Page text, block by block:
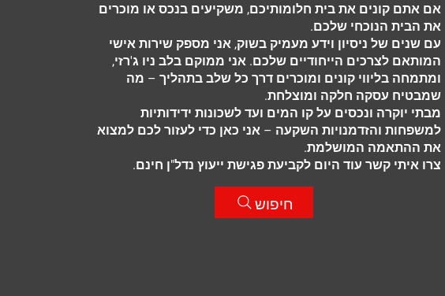
אם אתם קונים את בית חלומותיכם, משקיעים בנכס או מוכרים
את הבית הנוכחי שלכם.
עם שנים של ניסיון וידע מעמיק בשוק, אני מספק שירות אישי
המותאם לצרכים הייחודיים שלכם. אני ממוקם בלב ניו ג'רזי,
ומתמחה בליווי קונים ומוכרים דרך כל שלב בתהליך – מה
שמבטיח עסקה חלקה ומוצלחת.
מבתי יוקרה ונכסים על קו המים ועד לשכונות ידידותיות
למשפחות והזדמנויות השקעה – אני כאן כדי לעזור לכם למצוא
את ההתאמה המושלמת.
צרו איתי קשר עוד היום לקביעת פגישת ייעוץ נדל"ן חינם.
חיפוש